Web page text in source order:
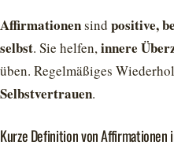
Affirmationensind positive,
selbst. Sie helfen,innere
üben. Regelmäßiges
Selbstvertrauen.
Kurze Definition von Affirmationen